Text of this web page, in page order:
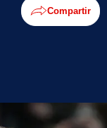
Compartir